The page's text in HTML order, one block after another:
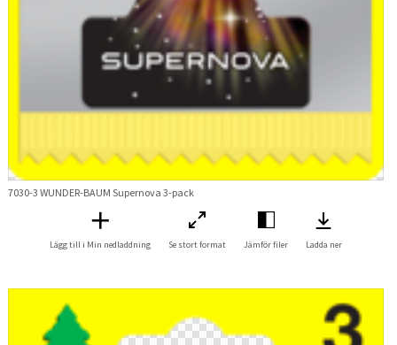
7030-3 WUNDER-BAUM Supernova 3-pack
Lägg till i Min nedladdning Se stort format Jämför filer Ladda ner